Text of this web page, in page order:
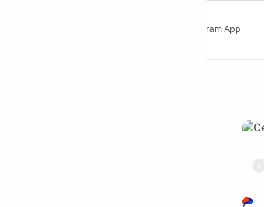
Telegram App